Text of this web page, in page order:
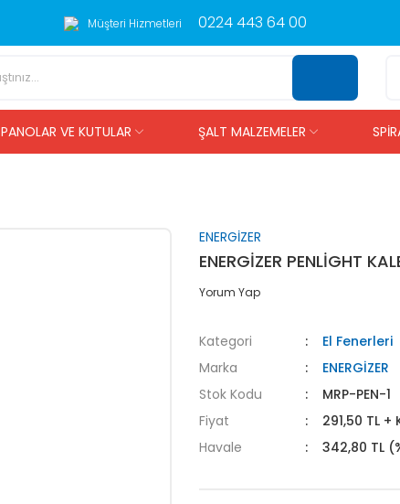
Müşteri Hizmetleri 0224 443 64 00
PANOLAR VE KUTULAR ŞALT MALZEMELER
ENERGİZER
ENERGİZER PENLİGHT
Yorum Yap
Kategori
El Fenerleri
Marka
ENERGİZER
Stok Kodu
MRP-PEN-1
Fiyat
291,50 TL +
Havale
342,80 TL